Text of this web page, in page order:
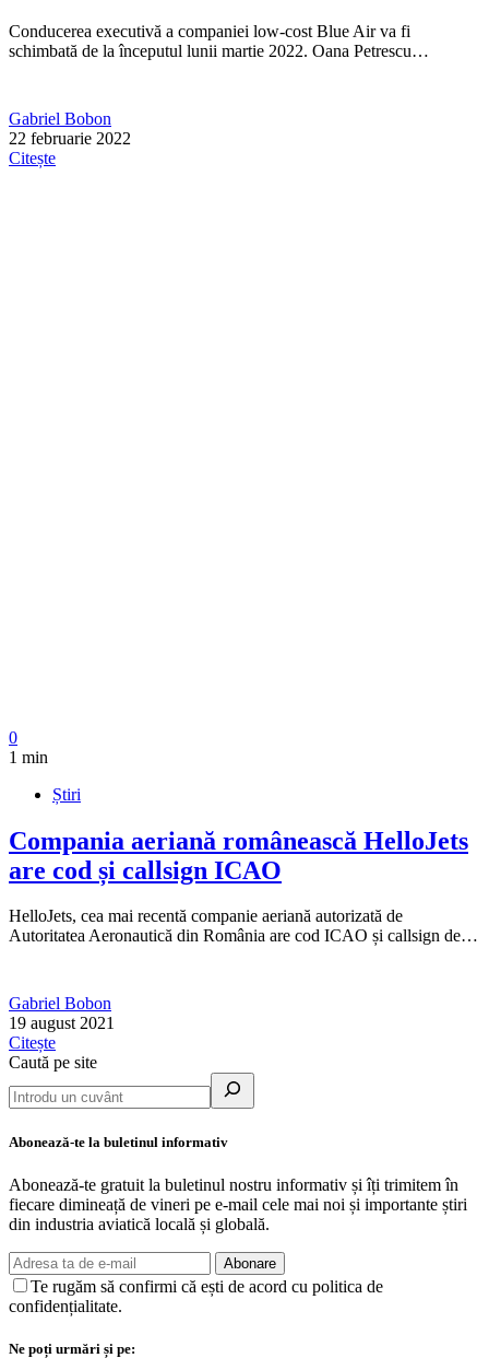
Conducerea executivă a companiei low-cost Blue Air va fi
schimbată de la începutul lunii martie 2022. Oana Petrescu…
Gabriel Bobon
22 februarie 2022
Citește
0
1 min
Știri
Compania aeriană românească HelloJets
are cod și callsign ICAO
HelloJets, cea mai recentă companie aeriană autorizată de
Autoritatea Aeronautică din România are cod ICAO și callsign de…
Gabriel Bobon
19 august 2021
Citește
Caută pe site
Abonează-te la buletinul informativ
Abonează-te gratuit la buletinul nostru informativ și îți trimitem în
fiecare dimineață de vineri pe e-mail cele mai noi și importante știri
din industria aviatică locală și globală.
Abonare
Te rugăm să confirmi că ești de acord cu politica de
confidențialitate.
Ne poți urmări și pe: